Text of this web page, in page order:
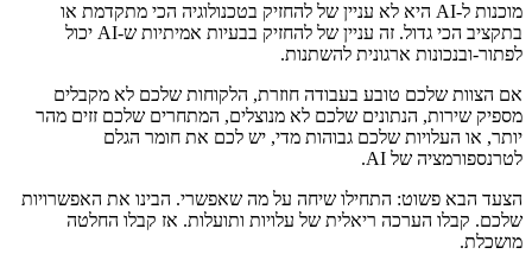
מוכנות ל-AI היא לא עניין של להחזיק בטכנולוגיה הכי מתקדמת או
בתקציב הכי גדול. זה עניין של להחזיק בבעיות אמיתיות ש-AI יכול
לפתור-ובנכונות ארגונית להשתנות.
אם הצוות שלכם טובע בעבודה חוזרת, הלקוחות שלכם לא מקבלים
מספיק שירות, הנתונים שלכם לא מנוצלים, המתחרים שלכם זזים מהר
יותר, או העלויות שלכם גבוהות מדי, יש לכם את חומר הגלם
לטרנספורמציה של AI.
הצעד הבא פשוט: התחילו שיחה על מה שאפשרי. הבינו את האפשרויות
שלכם. קבלו הערכה ריאלית של עלויות ותועלות. אז קבלו החלטה
מושכלת.